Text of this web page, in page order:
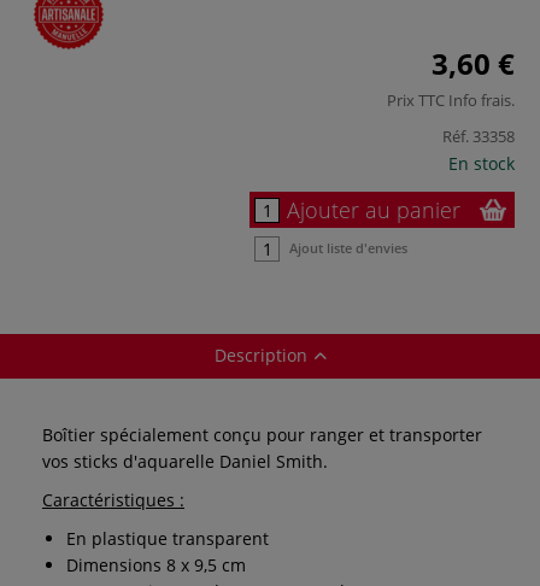
3,60 €
Prix TTC Info frais.
Réf. 33358
En stock
Ajouter au panier
Ajout liste d'envies
Description
Boîtier spécialement conçu pour ranger et transporter
vos sticks d'aquarelle Daniel Smith.
Caractéristiques :
En plastique transparent
Dimensions 8 x 9,5 cm